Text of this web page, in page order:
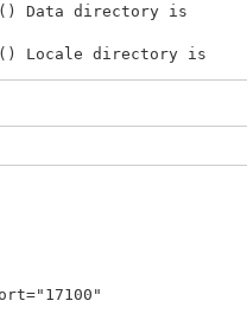
Data directory is
Locale directory is
failed: hash == NULL
States
IOBASE